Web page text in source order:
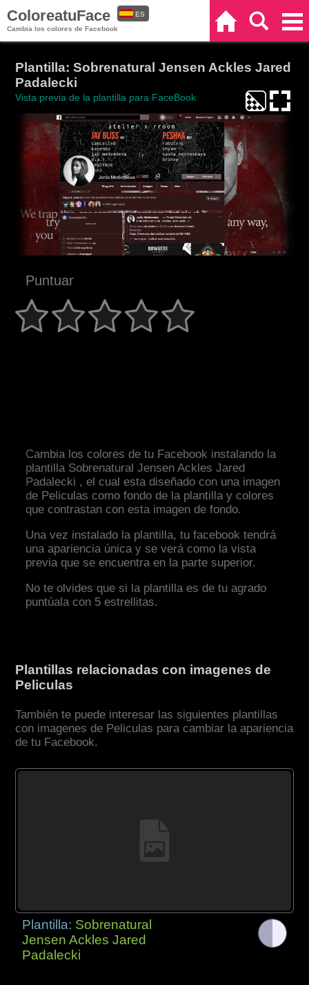
ColoreatuFace
Cambia los colores de Facebook
ES
Plantilla: Sobrenatural Jensen Ackles Jared
Padalecki
Vista previa de la plantilla para FaceBook
Puntuar
Cambia los colores de tu Facebook instalando la
plantilla Sobrenatural Jensen Ackles Jared
Padalecki , el cual esta diseñado con una imagen
de Peliculas como fondo de la plantilla y colores
que contrastan con esta imagen de fondo.
Una vez instalado la plantilla, tu facebook tendrá
una apariencia única y se verá como la vista
previa que se encuentra en la parte superior.
No te olvides que si la plantilla es de tu agrado
puntúala con 5 estrellitas.
Plantillas relacionadas con imagenes de
Peliculas
También te puede interesar las siguientes plantillas
con imagenes de Peliculas para cambiar la apariencia
de tu Facebook.
Plantilla: Sobrenatural
Jensen Ackles Jared
Padalecki